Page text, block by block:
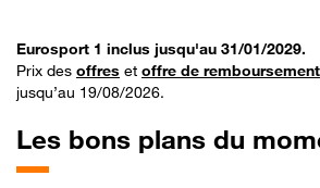
Eurosport 1 inclus jusqu'au 31/01/2029.
Prix des offres et offre de remboursement
jusqu’au 19/08/2026.
Les bons plans du